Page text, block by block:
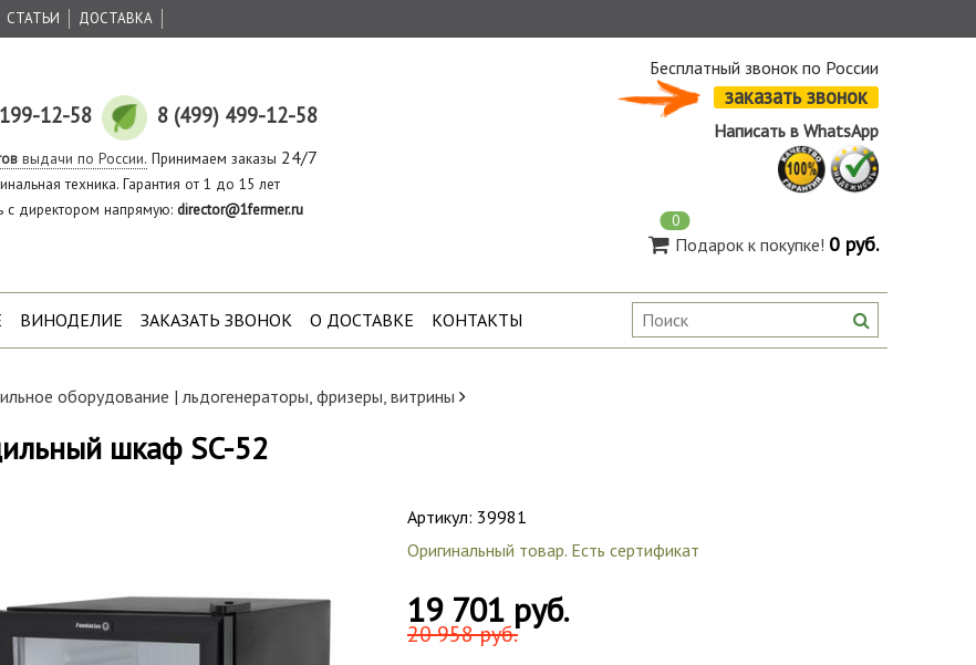
СТАТЬИ ДОСТАВКА
12-58 8 (499) 499-12-58
выдачи по России. Принимаем заказы 24/7
техника. Гарантия от 1 до 15 лет
с директором напрямую: director@1fermer.ru
Бесплатный звонок по России
заказать звонок
Написать в WhatsApp
0
Подарок к покупке! 0 руб.
ВИНОДЕЛИЕ ЗАКАЗАТЬ ЗВОНОК О ДОСТАВКЕ КОНТАКТЫ
оборудование | льдогенераторы, фризеры, витрины
шкаф SC-52
Артикул: 39981
Оригинальный товар. Есть сертификат
19 701 руб.
20 958 руб.